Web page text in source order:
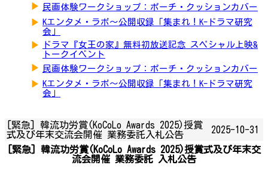
▶ 民画体験ワークショップ：ポーチ・クッションカバー
▶ Kエンタメ・ラボ～公開収録「集まれ！K-ドラマ研究
会」
▶
ドラマ『女王の家』無料初放送記念 スペシャル上映&
トークイベント
▶ 民画体験ワークショップ：ポーチ・クッションカバー
▶ Kエンタメ・ラボ～公開収録「集まれ！K-ドラマ研究
会」
[緊急] 韓流功労賞(KoCoLo Awards 2025)授賞
式及び年末交流会開催 業務委託入札公告
2025-10-31
[緊急] 韓流功労賞(KoCoLo Awards 2025)授賞式及び年末交
流会開催 業務委託 入札公告